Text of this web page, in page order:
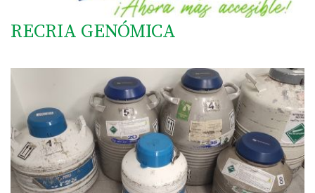
RECRIA GENÓMICA